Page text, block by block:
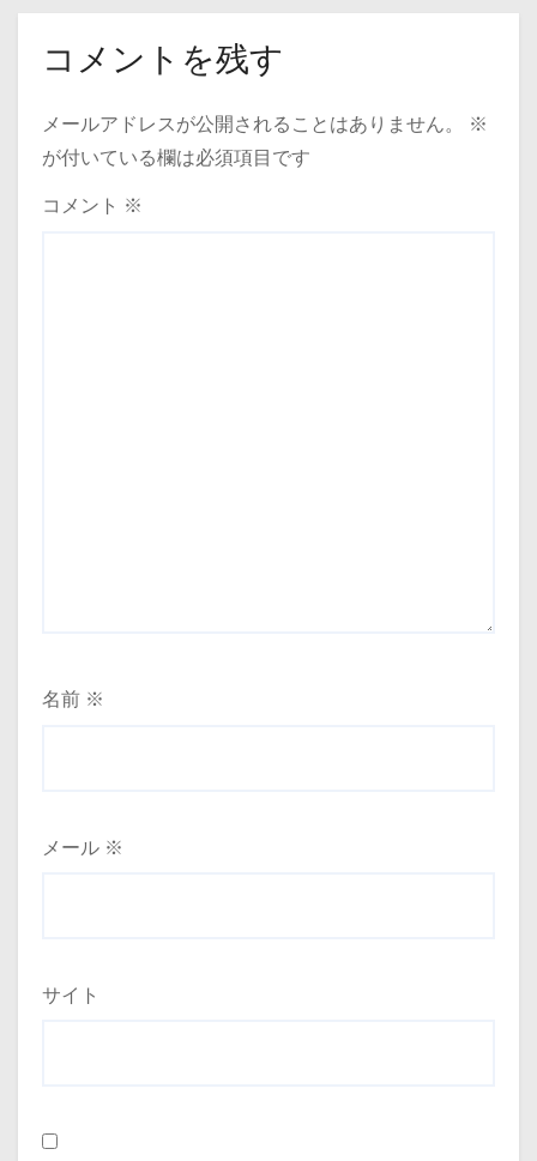
コメントを残す
メールアドレスが公開されることはありません。
※
が付いている欄は必須項目です
コメント ※
名前 ※
メール ※
サイト